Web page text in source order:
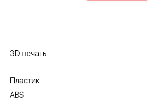
3D печать
Пластик
ABS